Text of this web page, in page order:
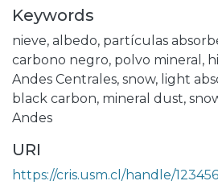
Keywords
nieve, albedo, partículas
carbono negro, polvo mineral ,
Andes Centrales, snow, light
black carbon, mineral dust,
Andes
URI
https://cris.usm.cl/handle/